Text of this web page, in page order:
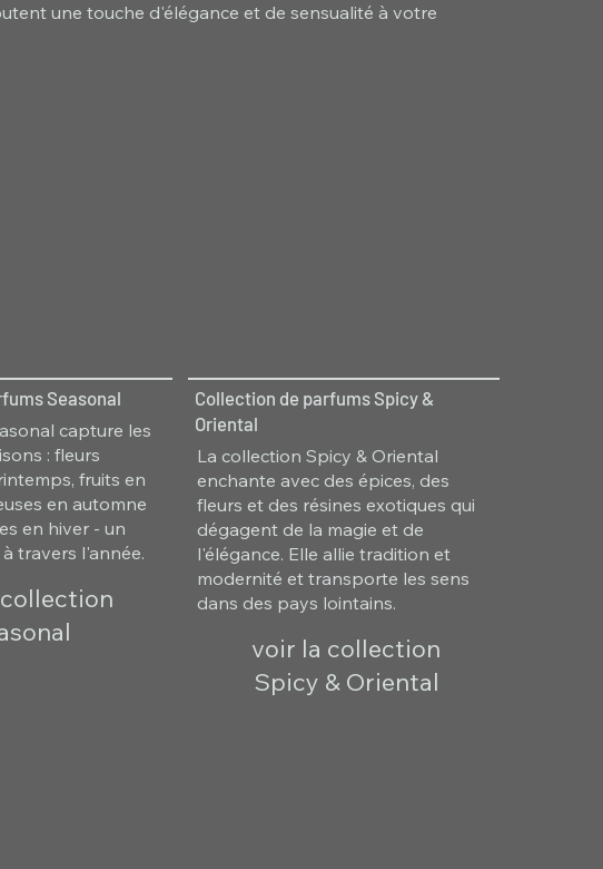
une touche d'élégance et de sensualité à votre
Seasonal
capture les
: fleurs
fruits en
en automne
en hiver - un
travers l'année.
Collection de parfums Spicy &
Oriental
La collection Spicy & Oriental
enchante avec des épices, des
fleurs et des résines exotiques qui
dégagent de la magie et de
l'élégance. Elle allie tradition et
modernité et transporte les sens
dans des pays lointains.
voir la collection
Spicy & Oriental